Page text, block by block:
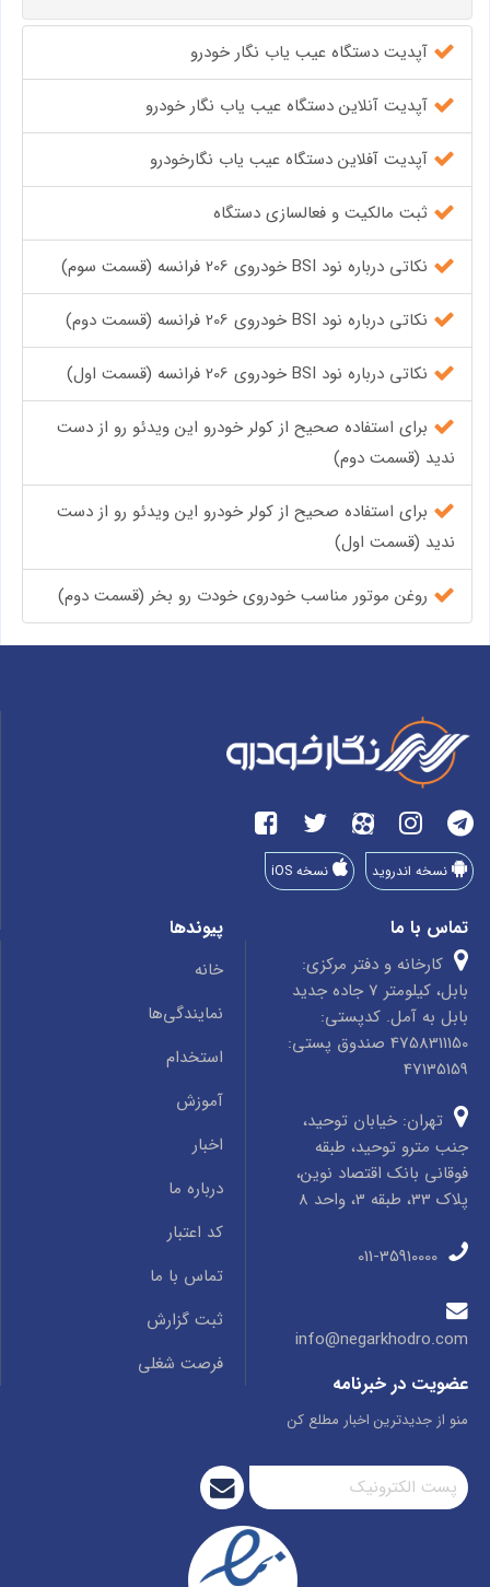
آپدیت دستگاه عیب یاب نگار خودرو
آپدیت آنلاین دستگاه عیب یاب نگار خودرو
آپدیت آفلاین دستگاه عیب یاب نگارخودرو
ثبت مالکیت و فعالسازی دستگاه
نکاتی درباره نود BSI خودروی 206 فرانسه (قسمت سوم)
نکاتی درباره نود BSI خودروی 206 فرانسه (قسمت دوم)
نکاتی درباره نود BSI خودروی 206 فرانسه (قسمت اول)
برای استفاده صحیح از کولر خودرو این ویدئو رو از دست
ندید (قسمت دوم)
برای استفاده صحیح از کولر خودرو این ویدئو رو از دست
ندید (قسمت اول)
روغن موتور مناسب خودروی خودت رو بخر (قسمت دوم)
نسخه اندروید نسخه iOS
تماس با ما
کارخانه و دفتر مرکزی:
بابل، کیلومتر 7 جاده جدید
بابل به آمل. کدپستی:
4758311150 صندوق پستی:
47135159
تهران: خیابان توحید،
جنب مترو توحید، طبقه
فوقانی بانک اقتصاد نوین،
پلاک 33، طبقه 3، واحد 8
info@negarkhodro.com
پیوندها
خانه
نمایندگی‌ها
استخدام
آموزش
اخبار
درباره ما
کد اعتبار
تماس با ما
ثبت گزارش
فرصت شغلی
عضویت در خبرنامه
منو از جدیدترین اخبار مطلع کن